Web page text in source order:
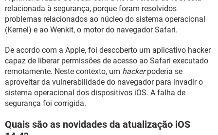
relacionada à segurança, porque foram resolvidos
problemas relacionados ao núcleo do sistema operacional
(Kernel) e ao Wenkit, o motor do navegador Safari.
De acordo com a Apple, foi descoberto um aplicativo hacker
capaz de liberar permissões de acesso ao Safari executado
remotamente. Neste contexto, um hackerpoderia se
aproveitar da vulnerabilidade do navegador para invadir o
sistema operacional dos dispositivos iOS. A falha de
segurança foi corrigida.
Quais são as novidades da atualização iOS